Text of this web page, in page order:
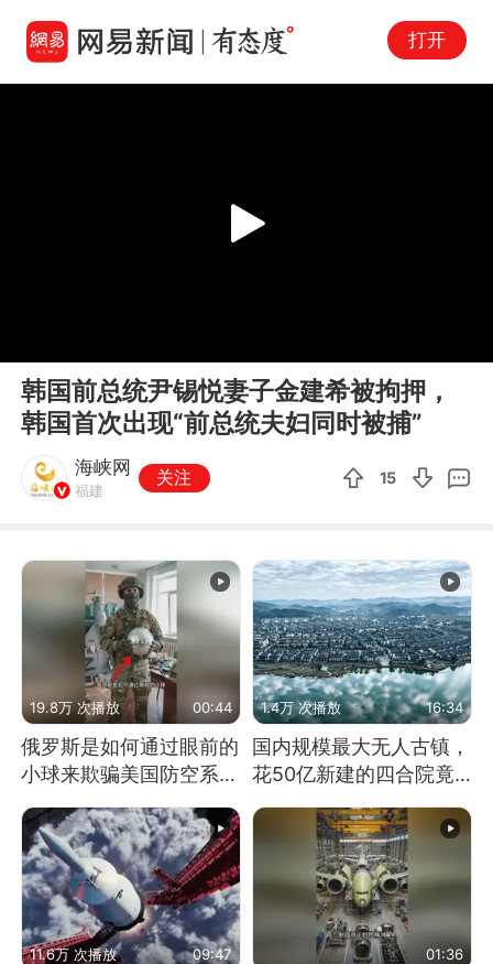
打开
Play
韩国前总统尹锡悦妻子金建希被拘押，
韩国首次出现“前总统夫妇同时被捕”
海峡网
福建
关注 15
19.8万 次播放 00:44
俄罗斯是如何通过眼前的
小球来欺骗美国防空系统
的
1.4万 次播放 16:34
国内规模最大无人古镇，
花50亿新建的四合院竟
没人住，发生了啥
11.6万 次播放 09:47 01:36